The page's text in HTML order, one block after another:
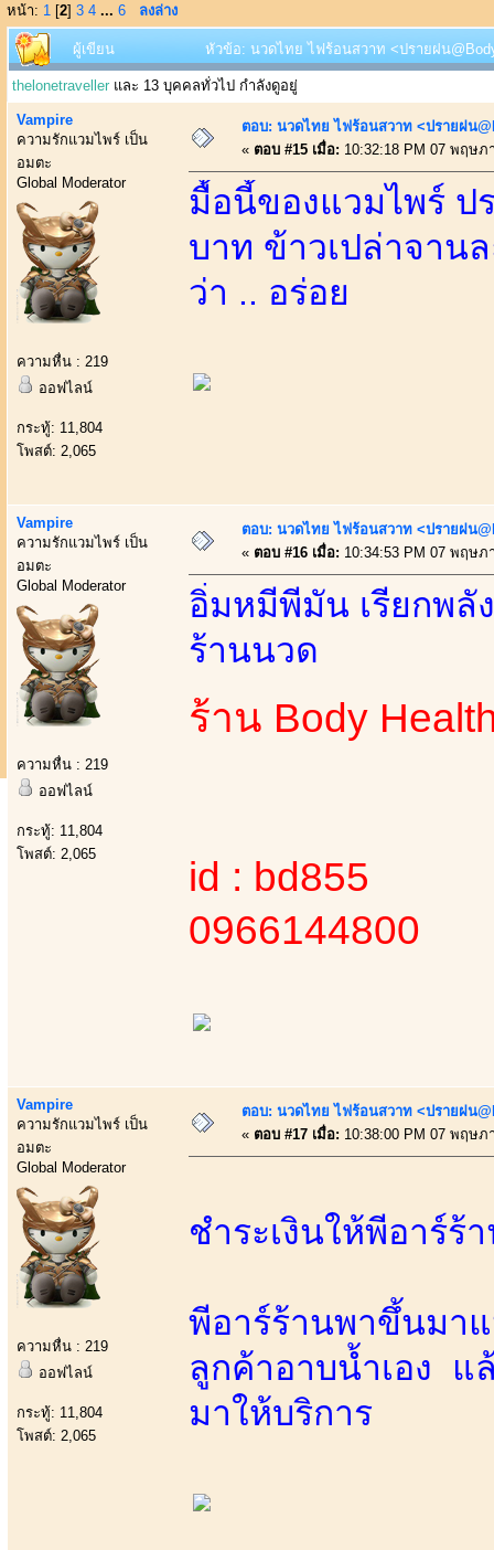
หน้า: 1 [2] 3 4 ... 6 ลงล่าง
ผู้เขียน หัวข้อ: นวดไทย ไฟร้อนสวาท <ปรายฝน
thelonetraveller และ 13 บุคคลทั่วไป กำลังดูอยู่
Vampire
ความรักแวมไพร์ เป็น
อมตะ
Global Moderator
ความหื่น : 219
ออฟไลน์
กระทู้: 11,804
โพสต์: 2,065
ตอบ: นวดไทย ไฟร้อนสวาท <ปรายฝน
« ตอบ #15 เมื่อ: 10:32:18 PM 07 พฤษภ
มื้อนี้ของแวมไพร์ ป
บาท ข้าวเปล่าจาน
ว่า .. อร่อย
Vampire
ความรักแวมไพร์ เป็น
อมตะ
Global Moderator
ความหื่น : 219
ออฟไลน์
กระทู้: 11,804
โพสต์: 2,065
ตอบ: นวดไทย ไฟร้อนสวาท <ปรายฝน
« ตอบ #16 เมื่อ: 10:34:53 PM 07 พฤษภ
อิ่มหมีพีมัน เรียกพลั
ร้านนวด
ร้าน Body
id : bd855
0966144800
Vampire
ความรักแวมไพร์ เป็น
อมตะ
Global Moderator
ความหื่น : 219
ออฟไลน์
กระทู้: 11,804
โพสต์: 2,065
ตอบ: นวดไทย ไฟร้อนสวาท <ปรายฝน
« ตอบ #17 เมื่อ: 10:38:00 PM 07 พฤษภ
ชำระเงินให้พีอาร์ร้
พีอาร์ร้านพาขึ้นมา
ลูกค้าอาบน้ำเอง แ
มาให้บริการ